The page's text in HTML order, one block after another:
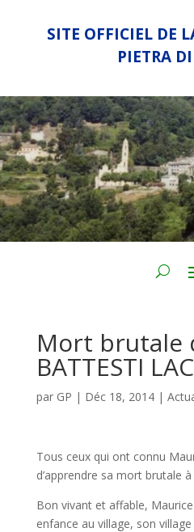
SITE OFFICIEL DE
PIETRA
Mort brutale
BATTESTI
par GP | Déc 18, 2014|
Tous ceux qui ont connu
d’apprendre sa mort brutale à
Bon vivant et affable,
enfance au village, son